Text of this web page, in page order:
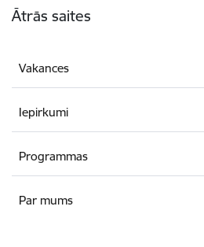
Ātrās saites
Vakances
Iepirkumi
Programmas
Par mums